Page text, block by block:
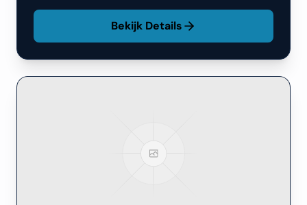
Bekijk Details